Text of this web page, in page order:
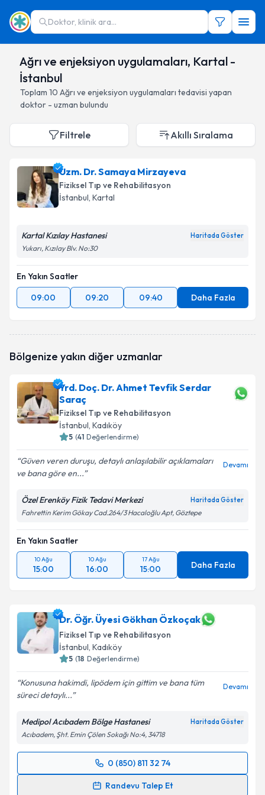
Doktor, klinik ara...
Ağrı ve enjeksiyon uygulamaları, Kartal -
İstanbul
Toplam 10 Ağrı ve enjeksiyon uygulamaları tedavisi yapan
doktor - uzman bulundu
Filtrele Akıllı Sıralama
Uzm. Dr. Samaya Mirzayeva
Fiziksel Tıp ve Rehabilitasyon
İstanbul, Kartal
Kartal Kızılay Hastanesi Haritada Göster
Yukarı, Kızılay Blv. No:30
En Yakın Saatler
09:00
09:20 09:40 Daha Fazla
Bölgenize yakın diğer uzmanlar
Yrd. Doç. Dr. Ahmet Tevfik Serdar
Saraç
Fiziksel Tıp ve Rehabilitasyon
İstanbul, Kadıköy
5 (41 Değerlendirme)
Güven veren duruşu, detaylı anlaşılabilir açıklamaları
ve bana göre en...
Devamı
Özel Erenköy Fizik Tedavi Merkezi Haritada Göster
Fahrettin Kerim Gökay Cad.264/3 Hacaloğlu Apt, Göztepe
En Yakın Saatler
10 Ağu
15:00
10 Ağu
16:00
17 Ağu
15:00 Daha Fazla
Dr. Öğr. Üyesi Gökhan Özkoçak
Fiziksel Tıp ve Rehabilitasyon
İstanbul, Kadıköy
5 (18 Değerlendirme)
Konusuna hakimdi, lipödem için gittim ve bana tüm
süreci detaylı...
Devamı
Medipol Acıbadem Bölge Hastanesi Haritada Göster
Acıbadem, Şht. Emin Çölen Sokağı No:4, 34718
0 (850) 811 32 74
Randevu Talep Et
Randevu Takvimi Talebi